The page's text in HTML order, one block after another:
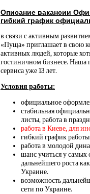
Описание вакансии
гибкий график
в связи с активным
«Пуща» приглашает в свою
активных людей, которые
гостиничном бизнесе. Наша
сервиса уже 13 лет.
Условия работы:
официальное
стабильная
листы, работа в
работа в Киеве, для
гибкий график
работа в молодой
шанс учиться у
дальнейшего роста
Украине.
возможность
сети по Украине.